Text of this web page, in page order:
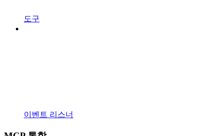
도구
이벤트 리스너